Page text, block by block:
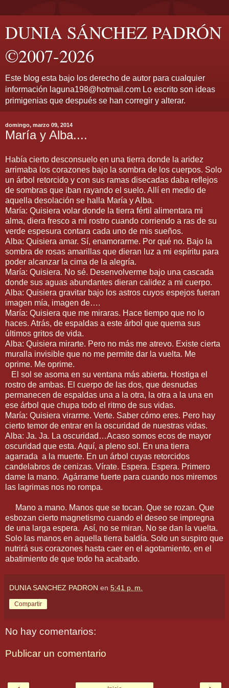
DUNIA SÁNCHEZ PADRÓN
©2007-2026
Este blog esta bajo los derecho de autor para cualquier
información laguna198@hotmail.com Lo escrito son ideas
primigenias que después se han corregir y alterar.
domingo, marzo 09, 2014
María y Alba....
Había cierto desconsuelo en una tierra donde la aridez
arrimaba los corazones bajo la sombra de los cuerpos. Solo
un árbol retorcido y con sus ramas disecadas daba reflejos
de sombras que iban rayando el suelo. Allí en medio de
aquella desolación se halla María y Alba.
María: Quisiera volar donde la tierra fértil alimentara mi
alma, diera fresco a mi rostro cuando corriendo a ras de su
verde espesura contara cada uno de mis sueños.
Alba: Quisiera amar. Sí, enamorarme. Por qué no. Bajo la
sombra de rosas amarillas que dieran luz a mi espíritu para
poder alcanzar la cima de la alegría.
María: Quisiera. No sé. Desenvolverme bajo una cascada
donde sus aguas abundantes dieran calidez a mi cuerpo.
Alba: Quisiera gravitar bajo los astros cuyos espejos fueran
imagen mía, imagen de….
María: Quisiera que me miraras. Hace tiempo que no lo
haces. Atrás, de espaldas a este árbol que quema sus
últimos gritos de vida.
Alba: Quisiera mirarte. Pero no más me atrevo. Existe cierta
muralla invisible que no me permite dar la vuelta. Me
oprime. Me oprime.
El sol se asoma en su ventana más abierta. Hostiga el
rostro de ambas. El cuerpo de las dos, que desnudas
permanecen de espaldas una a la otra, la otra a la una en
ese árbol que chupa todo el ritmo de sus vidas.
María: Quisiera virarme. Verte. Saber cómo eres. Pero hay
cierto temor de entrar en la oscuridad de nuestras vidas.
Alba: Ja. Ja. La oscuridad…Acaso somos ecos de mayor
oscuridad que esta. Aquí, a pleno sol. En una tierra
agarrada a la muerte. En un árbol cuyas retorcidos
candelabros de cenizas. Vírate. Espera. Espera. Primero
dame la mano. Agárrame fuerte para cuando nos miremos
las lagrimas nos no rompa.
Mano a mano. Manos que se tocan. Que se rozan. Que
esbozan cierto magnetismo cuando el deseo se impregna
de una larga espera. Así, no se miran. No se dan la vuelta.
Solo las manos en aquella tierra baldía. Solo un suspiro que
nutrirá sus corazones hasta caer en el agotamiento, en el
abatimiento de que todo ha acabado.
DUNIA SANCHEZ PADRON en 5:41 p. m.
Compartir
No hay comentarios:
Publicar un comentario